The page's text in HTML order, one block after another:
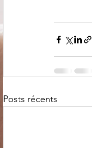
Posts récents